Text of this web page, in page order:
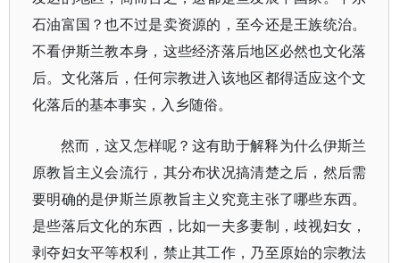
石油富国？也不过是卖资源的，至今还是王族统治。
不看伊斯兰教本身，这些经济落后地区必然也文化落
后。文化落后，任何宗教进入该地区都得适应这个文
化落后的基本事实，入乡随俗。
然而，这又怎样呢？这有助于解释为什么伊斯兰
原教旨主义会流行，其分布状况搞清楚之后，然后需
要明确的是伊斯兰原教旨主义究竟主张了哪些东西。
是些落后文化的东西，比如一夫多妻制，歧视妇女，
剥夺妇女平等权利，禁止其工作，乃至原始的宗教法